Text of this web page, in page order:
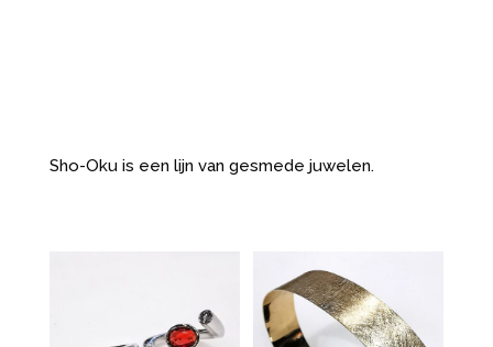
Sho-Oku is een lijn van gesmede juwelen.